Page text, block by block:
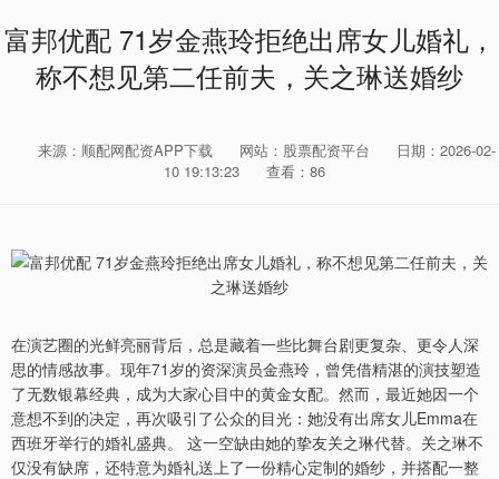
富邦优配 71岁金燕玲拒绝出席女儿婚礼，
称不想见第二任前夫，关之琳送婚纱
来源：顺配网配资APP下载 网站：股票配资平台
日期：2026-02-
10 19:13:23
查看：86
在演艺圈的光鲜亮丽背后，总是藏着一些比舞台剧更复杂、更令人深
思的情感故事。现年71岁的资深演员金燕玲，曾凭借精湛的演技塑造
了无数银幕经典，成为大家心目中的黄金女配。然而，最近她因一个
意想不到的决定，再次吸引了公众的目光：她没有出席女儿Emma在
西班牙举行的婚礼盛典。 这一空缺由她的挚友关之琳代替。关之琳不
仅没有缺席，还特意为婚礼送上了一份精心定制的婚纱，并搭配一整